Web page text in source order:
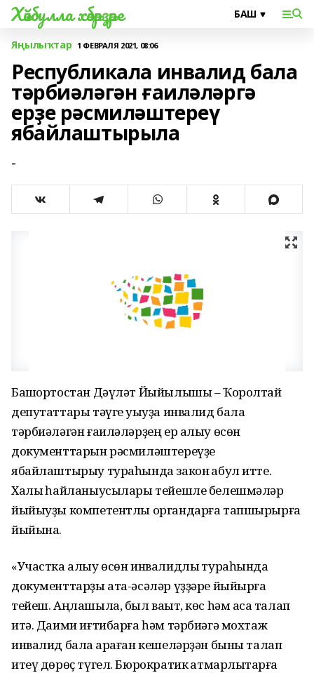
Хәйбулла хәбәрҙәре
Яңылыҡтар 1 ФЕВРАЛЯ 2021, 08:06
Республикала инвалид бала
тәрбиәләгән ғаиләләргә
ерҙе рәсмиләштереү
ябайлаштырыла
-
Башҡортостан Дәүләт Йыйылышы – Ҡоролтай
депутаттары тәүге уҡыуҙа инвалид бала
тәрбиәләгән ғаиләләрҙең ер алыу өсөн
документтарын рәсмиләштереүҙе
ябайлаштырыу тураһында закон ҡабул итте.
Халыҡ һайланыусылары тейешле белешмәләр
йыйыуҙы компетентлы органдарға тапшырырға
йыйына.
«Участка алыу өсөн инвалидлыҡ тураһында
документтарҙы ата-әсәләр үҙҙәре йыйырға
тейеш. Аңлашыла, был ваҡыт, көс һәм аҡса талап
итә. Даими иғтибарға һәм тәрбиәгә мохтаж
инвалид бала ҡараған кешеләрҙән быны талап
итеү дөрөҫ түгел. Бюрократик ҡатмарлыҡтарға